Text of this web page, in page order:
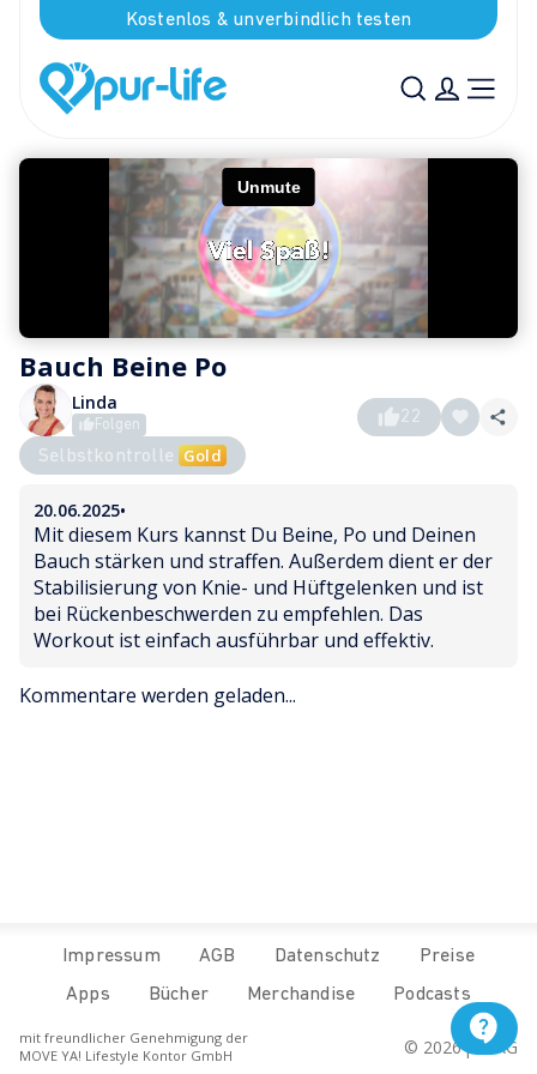
Kostenlos & unverbindlich testen
Bauch Beine Po
Linda
Folgen 22
Selbstkontrolle Gold
20.06.2025•
Mit diesem Kurs kannst Du Beine, Po und Deinen
Bauch stärken und straffen. Außerdem dient er der
Stabilisierung von Knie- und Hüftgelenken und ist
bei Rückenbeschwerden zu empfehlen. Das
Workout ist einfach ausführbar und effektiv.
Kommentare werden geladen...
Impressum AGB Datenschutz
Preise
Apps
Bücher Merchandise Podcasts
mit freundlicher Genehmigung der
MOVE YA! Lifestyle Kontor GmbH
© 2026 pur.AG